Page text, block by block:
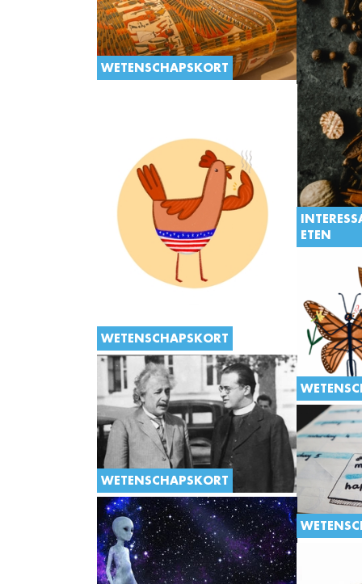
WETENSCHAPSKORT
ETEN
WETENSCHAPSKORT
WETENSCHAPSKORT